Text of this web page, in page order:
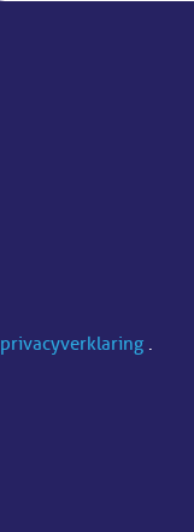
privacyverklaring .